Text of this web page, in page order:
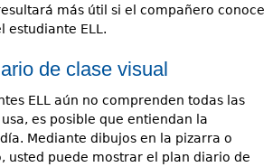
más útil si el compañero conoce
estudiante ELL.
de clase visual
ELL aún no comprenden todas las
es posible que entiendan la
Mediante dibujos en la pizarra o
usted puede mostrar el plan diario de